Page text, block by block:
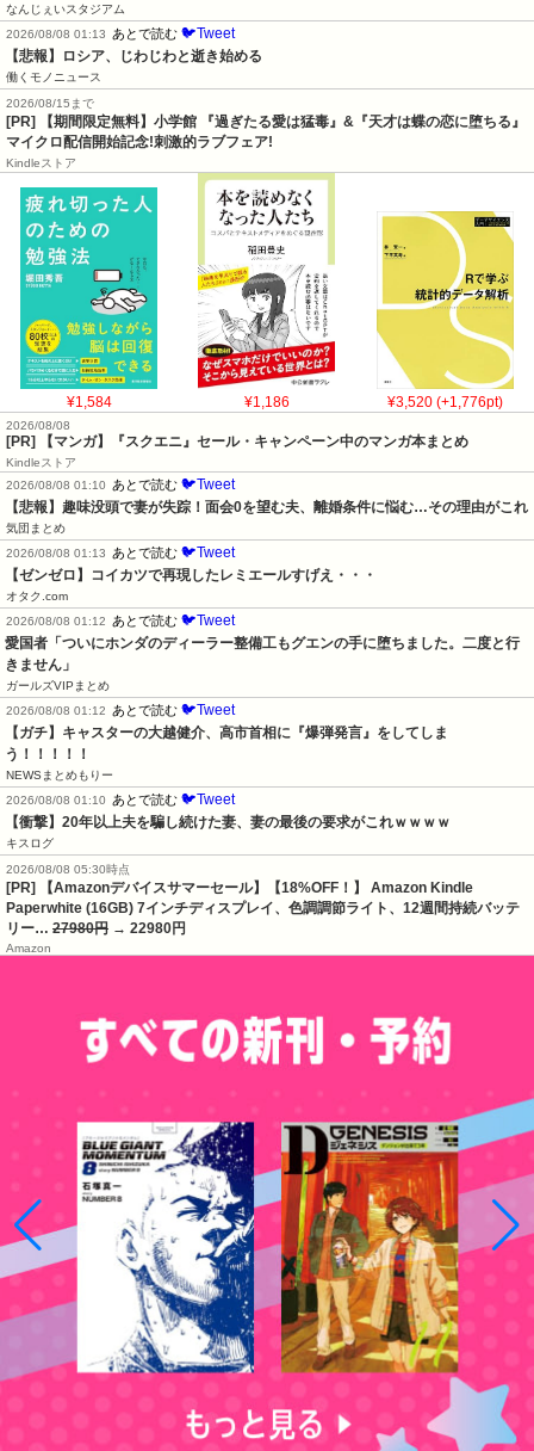
なんじぇいスタジアム
2026/08/08 01:13
あとで読む 🐦Tweet
【悲報】ロシア、じわじわと逝き始める
働くモノニュース
2026/08/15まで
[PR] 【期間限定無料】小学館 『過ぎたる愛は猛毒』&『天才は蝶の恋に堕ちる』
マイクロ配信開始記念!刺激的ラブフェア!
Kindleストア
¥1,584 ¥1,186 ¥3,520 (+1,776pt)
2026/08/08
[PR] 【マンガ】『スクエニ』セール・キャンペーン中のマンガ本まとめ
Kindleストア
2026/08/08 01:10
あとで読む 🐦Tweet
【悲報】趣味没頭で妻が失踪！面会0を望む夫、離婚条件に悩む…その理由がこれ
気団まとめ
2026/08/08 01:13
あとで読む 🐦Tweet
【ゼンゼロ】コイカツで再現したレミエールすげえ・・・
オタク.com
2026/08/08 01:12
あとで読む 🐦Tweet
愛国者「ついにホンダのディーラー整備工もグエンの手に堕ちました。二度と行
きません」
ガールズVIPまとめ
2026/08/08 01:12
あとで読む 🐦Tweet
【ガチ】キャスターの大越健介、高市首相に『爆弾発言』をしてしま
う！！！！！
NEWSまとめもりー
2026/08/08 01:10
あとで読む 🐦Tweet
【衝撃】20年以上夫を騙し続けた妻、妻の最後の要求がこれｗｗｗｗ
キスログ
2026/08/08 05:30時点
[PR] 【Amazonデバイスサマーセール】【18%OFF！】 Amazon Kindle
Paperwhite (16GB) 7インチディスプレイ、色調調節ライト、12週間持続バッテ
リー… 27980円 → 22980円
Amazon